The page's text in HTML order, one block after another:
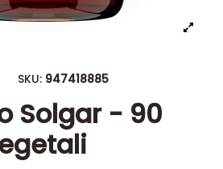
SKU: 947418885
Solgar - 90